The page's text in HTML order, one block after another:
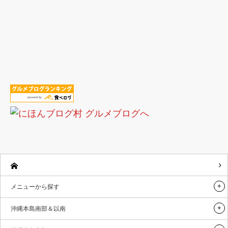
メニューから探す
沖縄本島南部＆以南